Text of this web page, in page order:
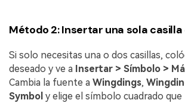
Método 2: Insertar una sola
Si solo necesitas una o dos casillas,
deseado y ve a Insertar > Símbolo >
Cambia la fuente a Wingdings,
Symbol y elige el símbolo cuadrado que